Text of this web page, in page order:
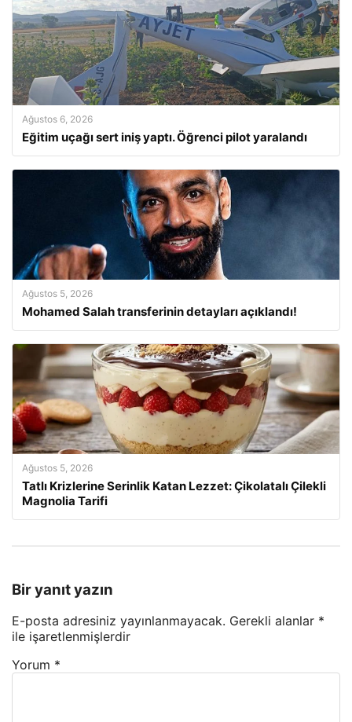
Ağustos 6, 2026
Eğitim uçağı sert iniş yaptı. Öğrenci pilot yaralandı
Ağustos 5, 2026
Mohamed Salah transferinin detayları açıklandı!
Ağustos 5, 2026
Tatlı Krizlerine Serinlik Katan Lezzet: Çikolatalı Çilekli
Magnolia Tarifi
Bir yanıt yazın
E-posta adresiniz yayınlanmayacak. Gerekli alanlar *
ile işaretlenmişlerdir
Yorum *